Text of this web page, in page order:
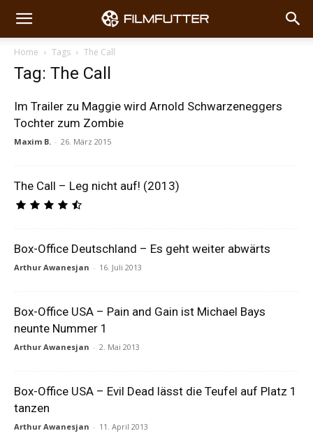
Home Tags The Call
Tag: The Call
Im Trailer zu Maggie wird Arnold Schwarzeneggers
Tochter zum Zombie
Maxim B. - 26. März 2015
The Call – Leg nicht auf! (2013)
Box-Office Deutschland – Es geht weiter abwärts
Arthur Awanesjan - 16. Juli 2013
Box-Office USA – Pain and Gain ist Michael Bays
neunte Nummer 1
Arthur Awanesjan - 2. Mai 2013
Box-Office USA – Evil Dead lässt die Teufel auf Platz 1
tanzen
Arthur Awanesjan - 11. April 2013